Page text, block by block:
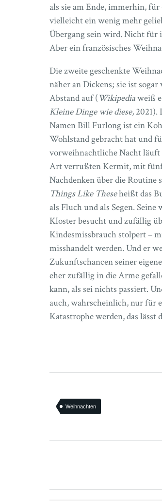
als sie am Ende, immerhin,
vielleicht ein wenig mehr
Übergang sein wird. Nicht für
Aber ein französisches
Die zweite geschenkte
näher an Dickens; sie ist
Abstand auf (Wikipediaweiß
Kleine Dinge wie diese,
Namen Bill Furlong ist ein
Wohlstand gebracht hat und
vorweihnachtliche Nacht läuft
Art verrußten Kermit, mit fünf
Nachdenken über die Routine
Things Like Theseheißt das
als Fluch und als Segen.
Kloster besucht und zufällig
Kindesmissbrauch stolpert –
misshandelt werden. Und er
Zukunftschancen seiner
eher zufällig in die Arme
kann, als sei nichts passiert.
auch, wahrscheinlich, nur für
Katastrophe werden, das lässt
Weihnachten